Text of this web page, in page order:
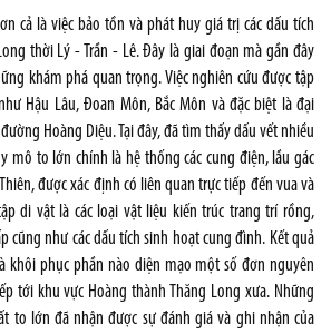
cả là việc bảo tồn và phát huy giá trị các dấu tích
thời Lý - Trần - Lê. Đây là giai đoạn mà gần đây
khám phá quan trọng. Việc nghiên cứu được tập
Hậu Lâu, Đoan Môn, Bắc Môn và đặc biệt là đại
Hoàng Diệu. Tại đây, đã tìm thấy dấu vết nhiều
mô to lớn chính là hệ thống các cung điện, lầu gác
được xác định có liên quan trực tiếp đến vua và
di vật là các loại vật liệu kiến trúc trang trí rồng,
cũng như các dấu tích sinh hoạt cung đình. Kết quả
khôi phục phần nào diện mạo một số đơn nguyên
tới khu vực Hoàng thành Thăng Long xưa. Những
to lớn đã nhận được sự đánh giá và ghi nhận của